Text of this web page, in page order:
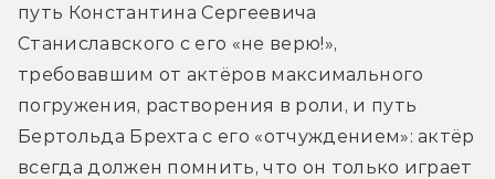
путь Константина Сергеевича
Станиславского с его «не верю!»,
требовавшим от актёров максимального
погружения, растворения в роли, и путь
Бертольда Брехта с его «отчуждением»: актёр
всегда должен помнить, что он только играет